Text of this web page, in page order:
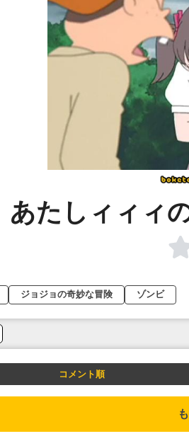
あたしィィィ
ジョジョの奇妙な冒険 ゾンビ
コメント順